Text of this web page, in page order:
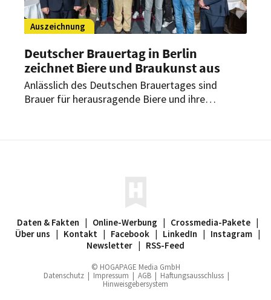
Auszeichnung
Deutscher Brauertag in Berlin
zeichnet Biere und Braukunst aus
Anlässlich des Deutschen Brauertages sind
Brauer für herausragende Biere und ihre
Daten & Fakten | Online-Werbung | Crossmedia-Pakete |
Über uns | Kontakt | Facebook | LinkedIn | Instagram |
Newsletter | RSS-Feed
© HOGAPAGE Media GmbH
Datenschutz | Impressum | AGB | Haftungsausschluss |
Hinweisgebersystem